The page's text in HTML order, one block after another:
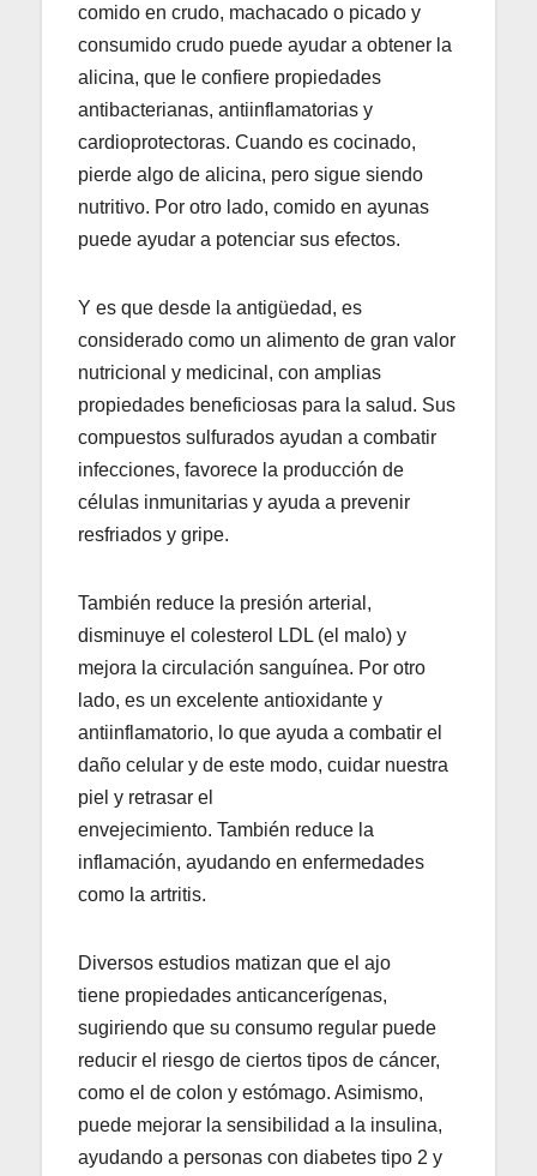
comido en crudo, machacado o picado y
consumido crudo puede ayudar a obtener la
alicina, que le confiere propiedades
antibacterianas, antiinflamatorias y
cardioprotectoras. Cuando es cocinado,
pierde algo de alicina, pero sigue siendo
nutritivo. Por otro lado, comido en ayunas
puede ayudar a potenciar sus efectos.
Y es que desde la antigüedad, es
considerado como un alimento de gran valor
nutricional y medicinal, con amplias
propiedades beneficiosas para la salud. Sus
compuestos sulfurados ayudan a combatir
infecciones, favorece la producción de
células inmunitarias y ayuda a prevenir
resfriados y gripe.
También reduce la presión arterial,
disminuye el colesterol LDL (el malo) y
mejora la circulación sanguínea. Por otro
lado, es un excelente antioxidante y
antiinflamatorio, lo que ayuda a combatir el
daño celular y de este modo, cuidar nuestra
piel y retrasar el
envejecimiento. También reduce la
inflamación, ayudando en enfermedades
como la artritis.
Diversos estudios matizan que el ajo
tiene propiedades anticancerígenas,
sugiriendo que su consumo regular puede
reducir el riesgo de ciertos tipos de cáncer,
como el de colon y estómago. Asimismo,
puede mejorar la sensibilidad a la insulina,
ayudando a personas con diabetes tipo 2 y